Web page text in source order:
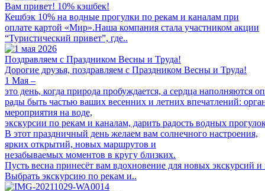
Вам привет! 10% кэшбек!
Кешбэк 10% на водные прогулки по рекам и каналам при
оплате картой «Мир».Наша компания стала участником акции
“Туристический привет”, где..
Поздравляем с Праздником Весны и Труда!
Дорогие друзья, поздравляем с Праздником Весны и Труда!
1 Мая –
это день, когда природа пробуждается, а сердца
рады быть частью ваших весенних и летних впечатлений:
мероприятия на воде,
экскурсии по рекам и каналам, дарить радость водных
В этот праздничный день желаем вам солнечного настроения,
ярких открытий, новых маршрутов и
незабываемых моментов в кругу близких.
Пусть весна принесёт вам вдохновение для новых экскурсий
Выбрать экскурсию по рекам и..